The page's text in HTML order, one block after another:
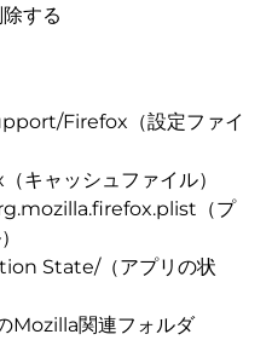
する
Firefox（設定ファイ
キャッシュファイル）
（プ
State/（アプリの状
Mozilla関連フォルダ